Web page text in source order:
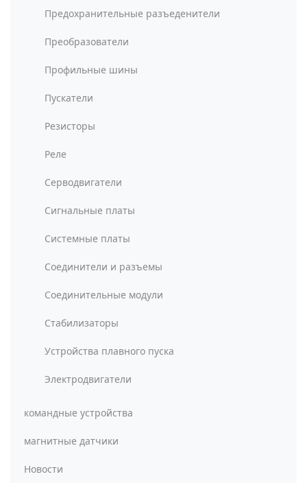
Предохранительные разъеденители
Преобразователи
Профильные шины
Пускатели
Резисторы
Реле
Серводвигатели
Сигнальные платы
Системные платы
Соединители и разъемы
Соединительные модули
Стабилизаторы
Устройства плавного пуска
Электродвигатели
командные устройства
магнитные датчики
Новости